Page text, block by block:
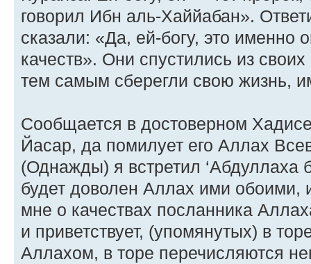
говорил Ибн аль-Хаййабан».
сказали: «Да, ей-богу, это именно
качеств». Они спустились из
тем самым сберегли свою жизнь,
Сообщается в достоверном
Йасар, да помилует его Аллах
(Однажды) я встретил ‘Абдуллаха
будет доволен Аллах ими обоими,
мне о качествах посланника
и приветствует, (упомянутых) в
Аллахом, в торе перечисляются